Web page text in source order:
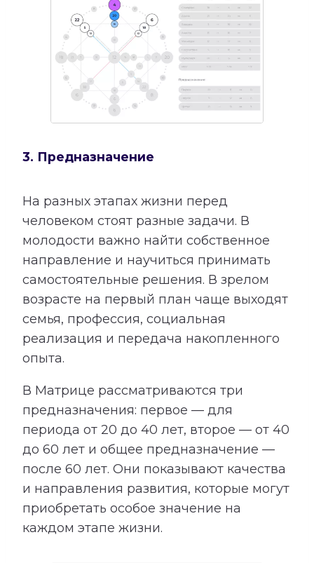
3. Предназначение
На разных этапах жизни перед
человеком стоят разные задачи. В
молодости важно найти собственное
направление и научиться принимать
самостоятельные решения. В зрелом
возрасте на первый план чаще выходят
семья, профессия, социальная
реализация и передача накопленного
опыта.
В Матрице рассматриваются три
предназначения: первое — для
периода от 20 до 40 лет, второе — от 40
до 60 лет и общее предназначение —
после 60 лет. Они показывают качества
и направления развития, которые могут
приобретать особое значение на
каждом этапе жизни.